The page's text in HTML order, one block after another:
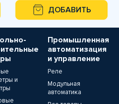
ДОБАВИТЬ
и
Промышленная
автоматизация
и управление
Реле
Модульная
автоматика